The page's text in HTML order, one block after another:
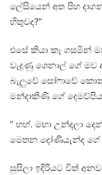
ලේසියෙන් අත පිහ
හිතුවද?”
එසේ කියා කෑ ගසමින්
වැදුණු ශෙනාල් ගේ
බැලුවේ සෝෆාවේ
මන්දාකිණි ගේ
” හහ්. මහා උන්දලා
මෙතන දෝණියැන්ද ගේ
සුසිලා ඉදිරියට විත්